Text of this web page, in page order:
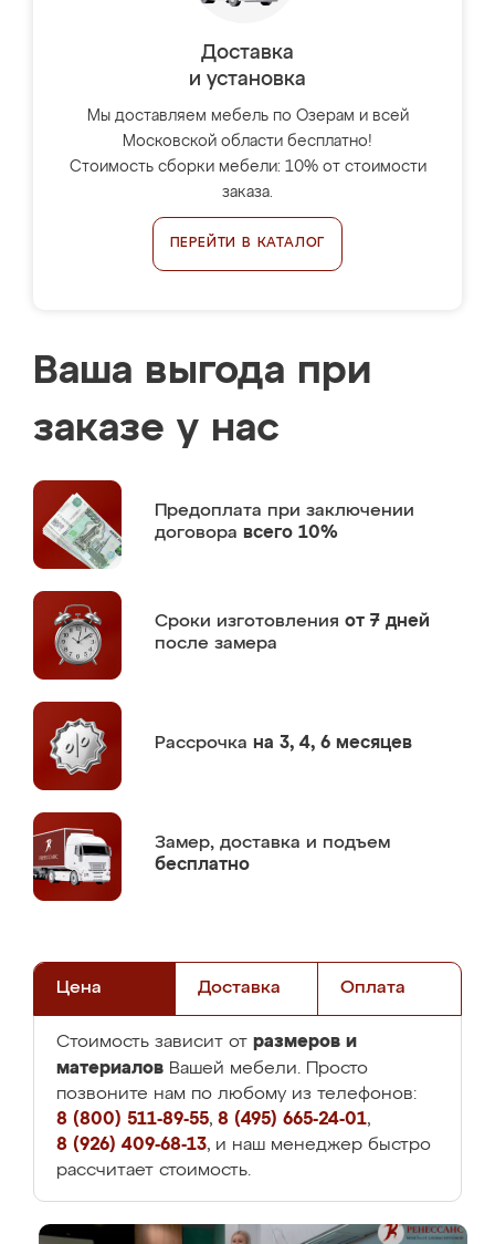
Доставка
и установка
Мы доставляем мебель по Озерам и всей
Московской области бесплатно!
Стоимость сборки мебели: 10% от стоимости
заказа.
ПЕРЕЙТИ В КАТАЛОГ
Ваша выгода при
заказе у нас
Предоплата при заключении
договора всего 10%
Сроки изготовления от 7 дней
после замера
Рассрочка на 3, 4, 6 месяцев
Замер, доставка и подъем
бесплатно
Цена Доставка Оплата
Стоимость зависит от размеров и
материалов Вашей мебели. Просто
позвоните нам по любому из телефонов:
8 (800) 511-89-55, 8 (495) 665-24-01,
8 (926) 409-68-13, и наш менеджер быстро
рассчитает стоимость.